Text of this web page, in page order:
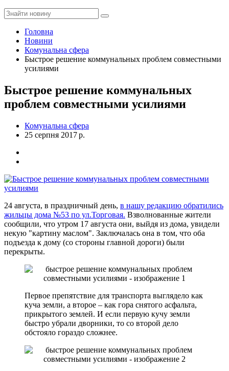
Головна
Новини
Комунальна сфера
Быстрое решение коммунальных проблем совместными
усилиями
Быстрое решение коммунальных
проблем совместными усилиями
Комунальна сфера
25 серпня 2017 р.
24 августа, в праздничный день, в нашу редакцию обратились
жильцы дома №53 по ул.Торговая. Взволнованные жители
сообщили, что утром 17 августа они, выйдя из дома, увидели
некую "картину маслом". Заключалась она в том, что оба
подъезда к дому (со стороны главной дороги) были
перекрыты.
Первое препятствие для транспорта выглядело как
куча земли, а второе – как гора снятого асфальта,
прикрытого землей. И если первую кучу земли
быстро убрали дворники, то со второй дело
обстояло гораздо сложнее.